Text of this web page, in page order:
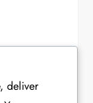
ist
haben
deliver